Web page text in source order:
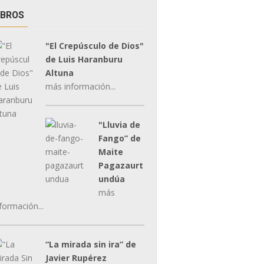
"El Crepúsculo de Dios"
de Luis Haranburu
Altuna
más información...
"Lluvia de
Fango” de
Maite
Pagazaurt
undúa
más
“La mirada sin ira” de
Javier Rupérez